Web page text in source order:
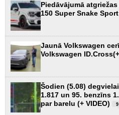
Piedāvājumā
150 Super Snake
Jaunā Volkswagen
Volkswagen
Šodien (5.08)
1.817 un 95. benzīns
par barelu (+ VIDEO)
9